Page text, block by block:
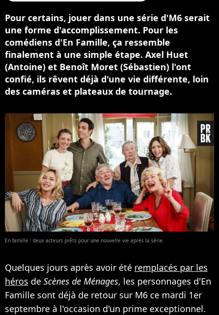
Pour certains, jouer dans une série d'M6 serait
une forme d'accomplissement. Pour les
comédiens d'En Famille, ça ressemble
finalement à une simple étape. Axel Huet
(Antoine) et Benoît Moret (Sébastien) l'ont
confié, ils rêvent déjà d'une vie différente, loin
des caméras et plateaux de tournage.
En famille : deux acteurs prêts pour une nouvelle vie après la série
Quelques jours après avoir été remplacés par les
héros de Scènes de Ménages, les personnages d'En
Famille sont déjà de retour sur M6 ce mardi 1er
septembre à l'occasion d'un prime exceptionnel.